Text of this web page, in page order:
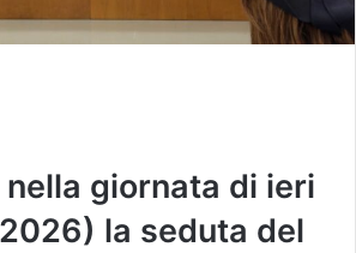
giornata di ieri
la seduta del